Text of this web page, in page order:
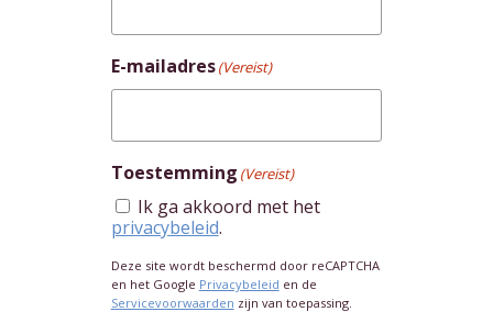
E-mailadres(Vereist)
Toestemming (Vereist)
Ik ga akkoord met het
privacybeleid.
Deze site wordt beschermd door reCAPTCHA
en het Google Privacybeleid en de
Servicevoorwaarden zijn van toepassing.